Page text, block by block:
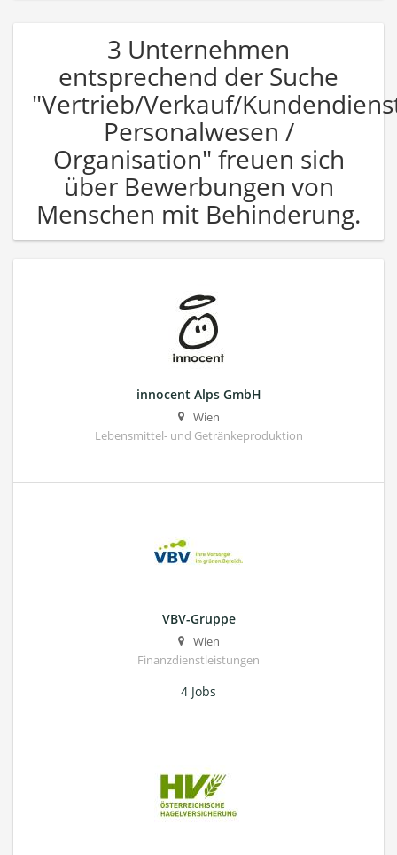
3 Unternehmen
entsprechend der Suche
"Vertrieb/Verkauf/
Personalwesen /
Organisation" freuen sich
über Bewerbungen von
Menschen mit Behinderung.
innocent Alps GmbH
Wien
Lebensmittel- und Getränkeproduktion
VBV-Gruppe
Wien
Finanzdienstleistungen
4 Jobs